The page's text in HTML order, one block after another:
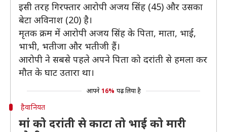
इसी तरह गिरफ्तार आरोपी अजय सिंह (45) और उसका
बेटा अविनाश (20) है।
मृतक क्रम में आरोपी अजय सिंह के पिता, माता, भाई,
भाभी, भतीजा और भतीजी हैं।
आरोपी ने सबसे पहले अपने पिता को दरांती से हमला कर
मौत के घाट उतारा था।
आपने 16% पढ़ लिया है
हैवानियत
मां को दरांती से काटा तो भाई को मारी